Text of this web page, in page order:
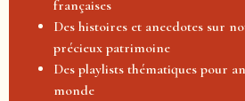
françaises
Des histoires et anecdotes sur
précieux patrimoine
Des playlists thématiques pour
monde